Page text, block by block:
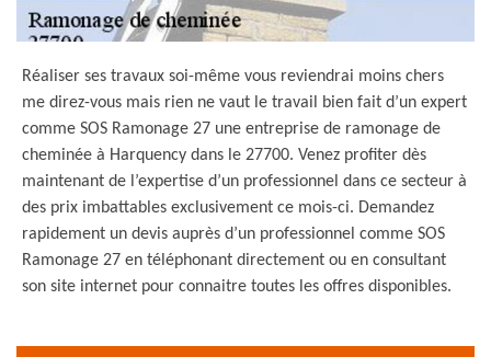
Réaliser ses travaux soi-même vous reviendrai moins chers
me direz-vous mais rien ne vaut le travail bien fait d’un expert
comme SOS Ramonage 27 une entreprise de ramonage de
cheminée à Harquency dans le 27700. Venez profiter dès
maintenant de l’expertise d’un professionnel dans ce secteur à
des prix imbattables exclusivement ce mois-ci. Demandez
rapidement un devis auprès d’un professionnel comme SOS
Ramonage 27 en téléphonant directement ou en consultant
son site internet pour connaitre toutes les offres disponibles.